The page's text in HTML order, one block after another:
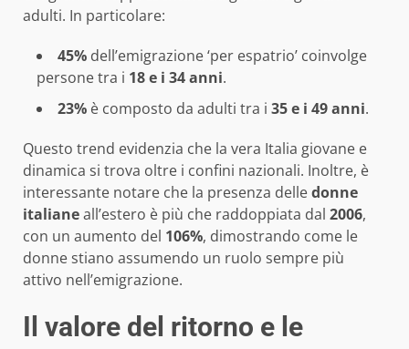
adulti. In particolare:
45% dell’emigrazione ‘per espatrio’ coinvolge
persone tra i 18 e i 34 anni.
23% è composto da adulti tra i 35 e i 49 anni.
Questo trend evidenzia che la vera Italia giovane e
dinamica si trova oltre i confini nazionali. Inoltre, è
interessante notare che la presenza delledonne
italianeall’estero è più che raddoppiata dal 2006,
con un aumento del 106%, dimostrando come le
donne stiano assumendo un ruolo sempre più
attivo nell’emigrazione.
Il valore del ritorno e le